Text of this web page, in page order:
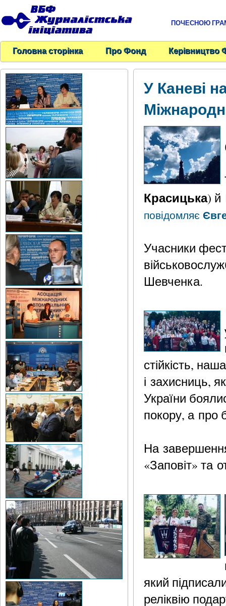
ПОЧЕСНОЮ
Головна сторінка Про Фонд Керівництво
У Каневі
Красицька) й
повідомляє
Учасники
Шевченка.
стійкість,
і захисниць,
України
покору, а про
На
«Заповіт» та
який
реліквію